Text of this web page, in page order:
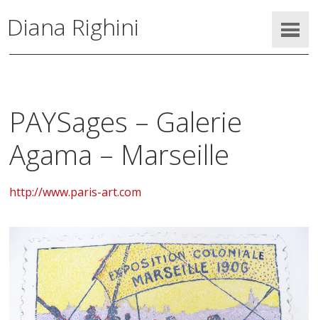
Diana Righini
PAYSages – Galerie
Agama – Marseille
http://www.paris-art.com